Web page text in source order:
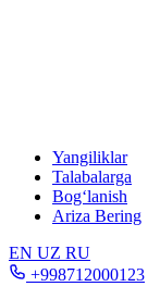
Yangiliklar
Talabalarga
Bog‘lanish
Ariza Bering
EN UZ RU
+998712000123